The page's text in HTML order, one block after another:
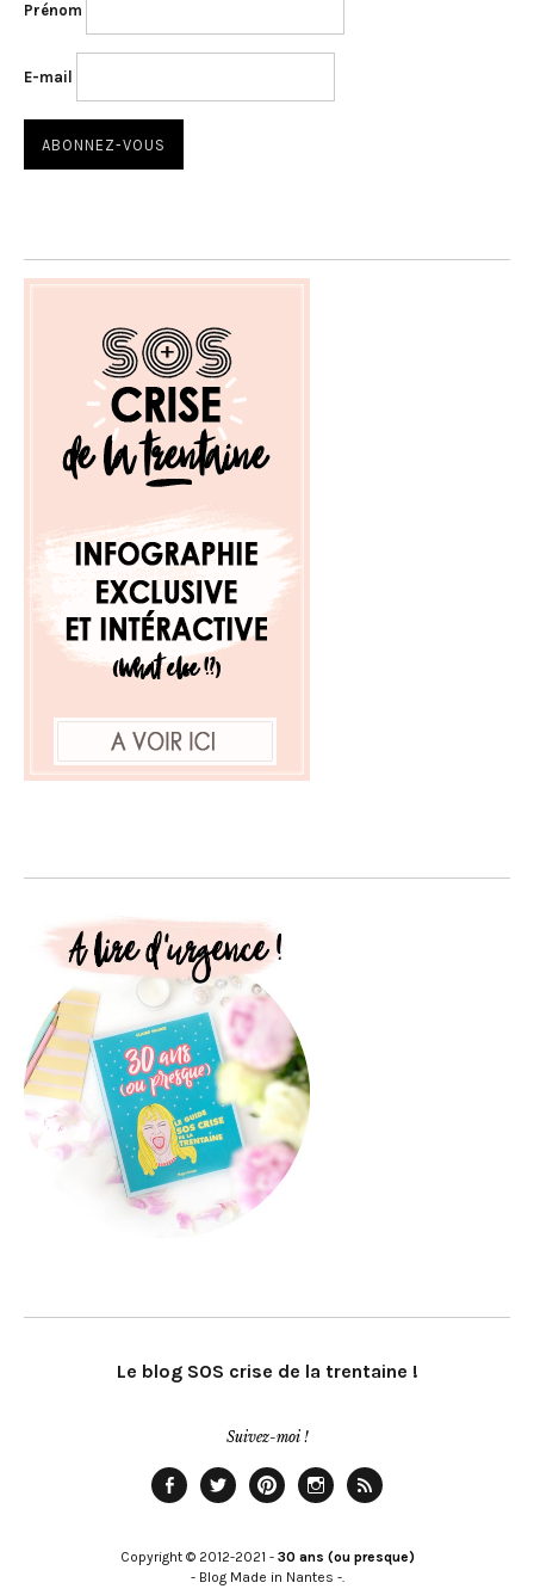
Prénom
E-mail
Le blog SOS crise de la trentaine !
Suivez-moi !
Copyright © 2012-2021 - 30 ans (ou presque)
- Blog Made in Nantes -